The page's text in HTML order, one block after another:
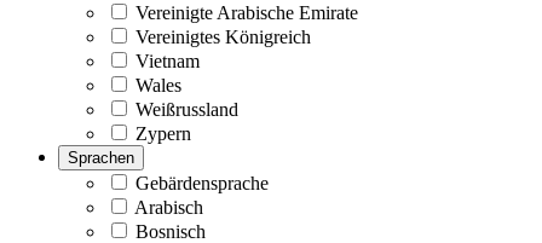
Vereinigte Arabische Emirate
Vereinigtes Königreich
Vietnam
Wales
Weißrussland
Zypern
Sprachen
Gebärdensprache
Arabisch
Bosnisch